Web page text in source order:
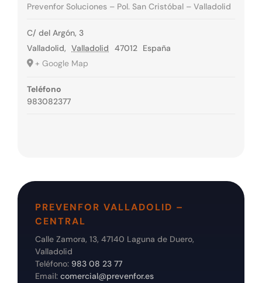
Prevenfor Soluciones – Pol. San Cristóbal – Valladolid
C/ del Argón, 3
Valladolid, Valladolid 47012 España
+ Google Map
Teléfono
983082377
PREVENFOR VALLADOLID –
CENTRAL
Calle Zamora, 13, 47140 Laguna de Duero,
Valladolid
Teléfono: 983 08 23 77
Email: comercial@prevenfor.es